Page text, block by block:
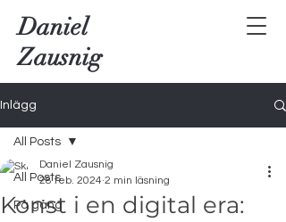
Daniel
Zausnig
Inlägg
All Posts
På gång
All Posts
Konst i en digital era:
Daniel Zausnig
28 feb. 2024 2 min läsning